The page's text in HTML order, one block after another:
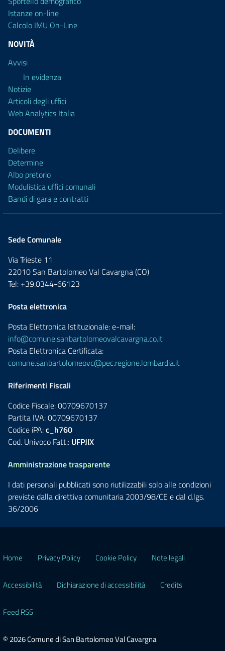
Istanze on-line
Calcolo IMU On-Line
NOVITÀ
Avvisi
In evidenza
Notizie
Articoli degli uffici
Web Analytics Italia
DOCUMENTI
Delibere
Determine
Albo pretorio
Modulistica uffici comunali
Bandi di gara e contratti
Sede Comunale
Via Trieste 11
22010 San Bartolomeo Val Cavargna (CO)
Tel: +39.0344-66123
Posta elettronica
Posta Elettronica Istituzionale: e-mail:
info@comune.sanbartolomeovalcavargna.co.it
Posta Elettronica Certificata:
comune.sanbartolomeovc@pec.regione.lombardia.it
Riferimenti Fiscali
Codice Fiscale: 00709670137
Partita IVA: 00709670137
Codice iPA:c_h760
Cod. Univoco Fatt.: UFPJIX
Amministrazione trasparente
I dati personali pubblicati sono riutilizzabili solo alle condizioni
previste dalla direttiva comunitaria 2003/98/CE e dal d.lgs.
36/2006
Home Privacy Policy Cookie Policy Note legali
Accessibilità Dichiarazione di accessibilità Credits
Feed RSS
© 2026 Comune di San Bartolomeo Val Cavargna